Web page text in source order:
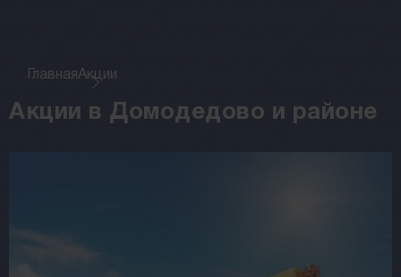
ГлавнаяАкции
Акции в Домодедово и районе